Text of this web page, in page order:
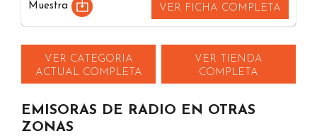
Muestra VER FICHA COMPLETA
VER CATEGORIA
ACTUAL COMPLETA
VER TIENDA
COMPLETA
EMISORAS DE RADIO EN OTRAS
ZONAS